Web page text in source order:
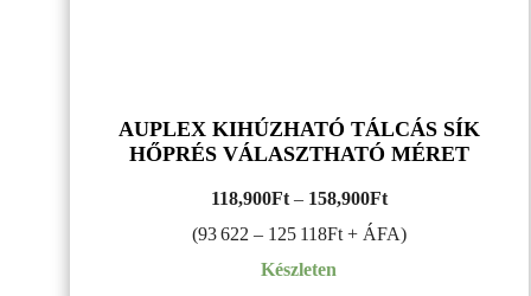
AUPLEX KIHÚZHATÓ TÁLCÁS SÍK
HŐPRÉS VÁLASZTHATÓ MÉRET
118,900Ft – 158,900FtÁrtartomány:
118,900Ft
(93 622 – 125 118Ft + ÁFA)
Készleten